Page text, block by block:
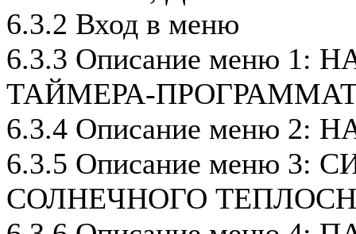
6.3.2 Вход в меню
6.3.3 Описание меню 1:
ТАЙМЕРА-
6.3.4 Описание меню 2:
6.3.5 Описание меню 3:
СОЛНЕЧНОГО